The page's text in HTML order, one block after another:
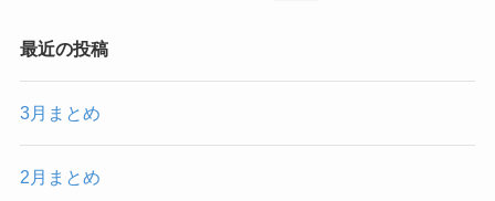
最近の投稿
3月まとめ
2月まとめ